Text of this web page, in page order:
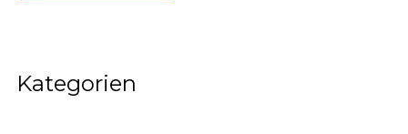
Kategorien